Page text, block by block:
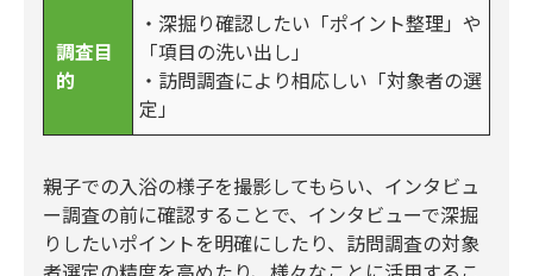
調査目
的
・深掘り確認したい「ポイント整理」や
「項目の洗い出し」
・訪問調査により相応しい「対象者の選
定」
親子での入浴の様子を撮影してもらい、インタビュ
ー調査の前に確認することで、インタビューで深掘
りしたいポイントを明確にしたり、訪問調査の対象